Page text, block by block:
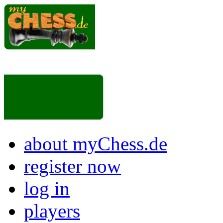
about myChess.de
register now
log in
players